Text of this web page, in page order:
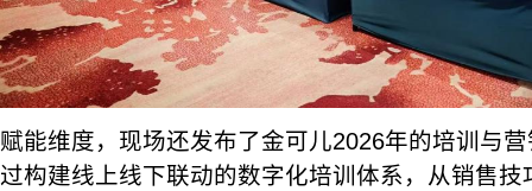
赋能维度，现场还发布了金可儿2026年的培训与
过构建线上线下联动的数字化培训体系，从销售